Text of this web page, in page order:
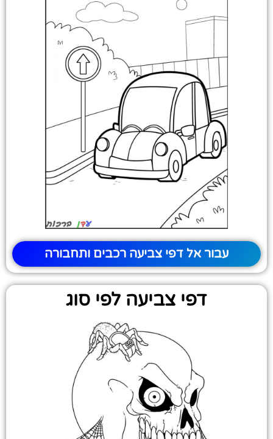
עבור אל דפי צביעה רכבים ותחבורה
דפי צביעה לפי סוג